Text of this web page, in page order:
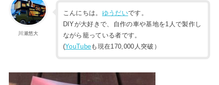
川瀬悠大
こんにちは。 ゆうだいです。
DIYが大好きで、自作の車や基地を1人で製作し
ながら籠っている者です。
(YouTubeも現在170,000人突破）